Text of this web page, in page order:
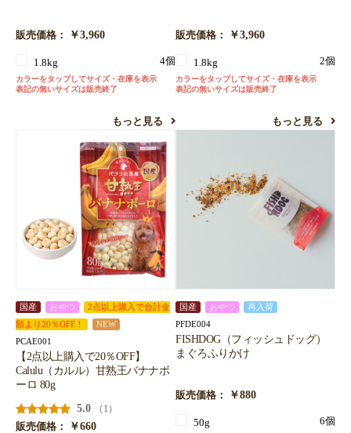
販売価格： ￥3,960
1.8kg 4個
カラーをタップしてサイズ・在庫を表示
表記の無いサイズは販売終了
もっと見る
販売価格： ￥3,960
1.8kg 2個
カラーをタップしてサイズ・在庫を表示
表記の無いサイズは販売終了
もっと見る
国産 おやつ
2点以上購入で合計金
額より20％OFF！
NEW
PCAE001
【2点以上購入で20％OFF】
Calulu（カルル）甘熟王バナナボ
ーロ 80g
5.0
（1）
販売価格：
￥660
国産 おやつ 再入荷
PFDE004
FISHDOG（フィッシュドッグ）
まぐろふりかけ
販売価格： ￥880
50g 6個